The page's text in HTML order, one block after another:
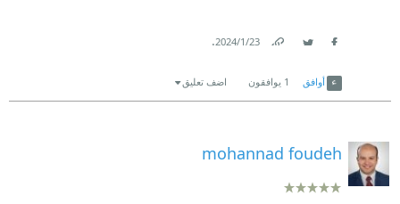
23‏/1‏/2024
.
أوافق 1 يوافقون اضف تعليق
mohannad foudeh